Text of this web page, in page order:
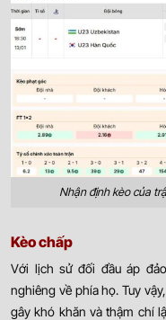
Nhận định kèo của
Kèo chấp
Với lịch sử đối đầu áp
nghiêng về phía họ. Tuy
gây khó khăn và thậm chí